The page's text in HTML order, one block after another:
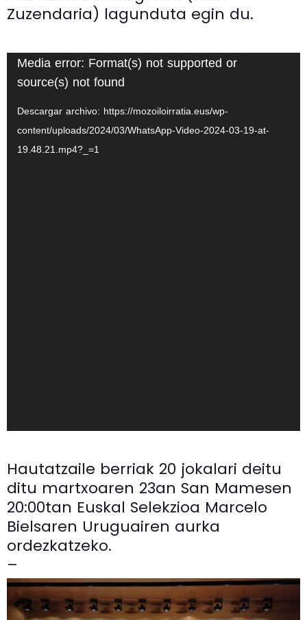
Zuzendaria) lagunduta egin du.
Media error: Format(s) not supported or
source(s) not found
Descargar archivo: https://mozoiloirratia.eus/wp-
content/uploads/2024/03/WhatsApp-Video-2024-03-19-at-
19.48.21.mp4?_=1
Hautatzaile berriak 20 jokalari deitu
ditu martxoaren 23an San Mamesen
20:00tan Euskal Selekzioa Marcelo
Bielsaren Uruguairen aurka
ordezkatzeko.
–